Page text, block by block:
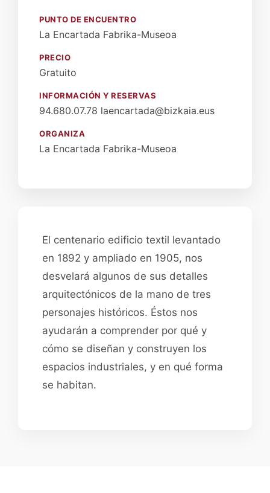
El centenario edificio textil levantado
en 1892 y ampliado en 1905, nos
desvelará algunos de sus detalles
arquitectónicos de la mano de tres
personajes históricos. Éstos nos
ayudarán a comprender por qué y
cómo se diseñan y construyen los
espacios industriales, y en qué forma
se habitan.
PUNTO DE ENCUENTRO
La Encartada Fabrika-Museoa
PRECIO
Gratuito
INFORMACIÓN Y RESERVAS
94.680.07.78 laencartada@bizkaia.eus
ORGANIZA
La Encartada Fabrika-Museoa